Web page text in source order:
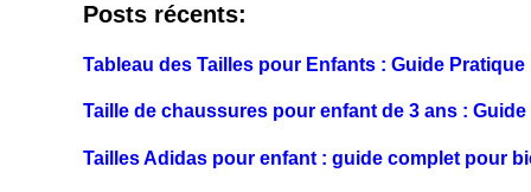
Posts récents:
Tableau des Tailles pour Enfants : Guide Pratique
Taille de chaussures pour enfant de 3 ans :
Tailles Adidas pour enfant : guide complet pour